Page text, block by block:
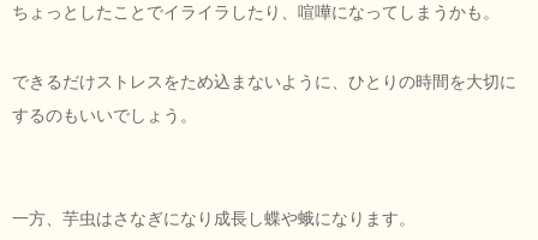
ちょっとしたことでイライラしたり、喧嘩になってしまうかも。
できるだけストレスをため込まないように、ひとりの時間を大切に
するのもいいでしょう。
一方、芋虫はさなぎになり成長し蝶や蛾になります。